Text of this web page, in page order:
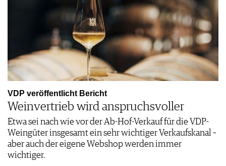
VDP veröffentlicht Bericht
Weinvertrieb wird anspruchsvoller
Etwa sei nach wie vor der Ab-Hof-Verkauf für die VDP-
Weingüter insgesamt ein sehr wichtiger Verkaufskanal –
aber auch der eigene Webshop werden immer
wichtiger.